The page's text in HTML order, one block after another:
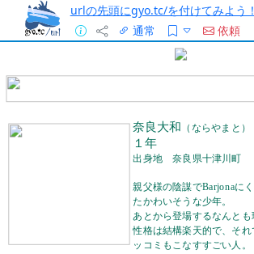
urlの先頭にgyo.tc/を付けてみよう！
通常
依頼